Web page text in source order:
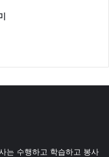
는 수행하고 학습하고 봉사